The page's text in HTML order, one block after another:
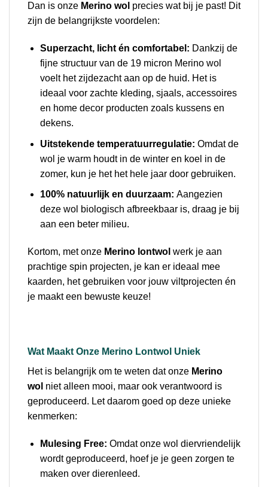
Dan is onze Merino wol precies wat bij je past! Dit
zijn de belangrijkste voordelen:
Superzacht, licht én comfortabel: Dankzij de
fijne structuur van de 19 micron Merino wol
voelt het zijdezacht aan op de huid. Het is
ideaal voor zachte kleding, sjaals, accessoires
en home decor producten zoals kussens en
dekens.
Uitstekende temperatuurregulatie: Omdat de
wol je warm houdt in de winter en koel in de
zomer, kun je het het hele jaar door gebruiken.
100% natuurlijk en duurzaam: Aangezien
deze wol biologisch afbreekbaar is, draag je bij
aan een beter milieu.
Kortom, met onze Merino lontwol werk je aan
prachtige spin projecten, je kan er ideaal mee
kaarden, het gebruiken voor jouw viltprojecten én
je maakt een bewuste keuze!
Wat Maakt Onze Merino Lontwol Uniek
Het is belangrijk om te weten dat onze Merino
wol niet alleen mooi, maar ook verantwoord is
geproduceerd. Let daarom goed op deze unieke
kenmerken:
Mulesing Free: Omdat onze wol diervriendelijk
wordt geproduceerd, hoef je je geen zorgen te
maken over dierenleed.